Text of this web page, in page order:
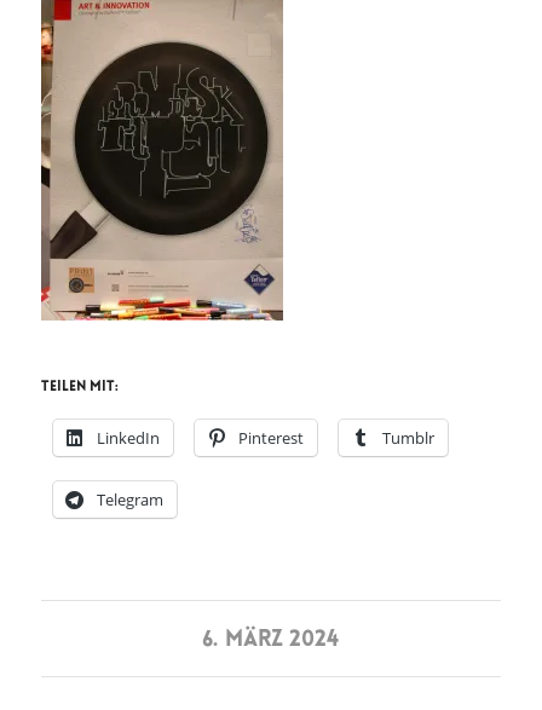
Teilen mit:
LinkedIn Pinterest Tumblr
Telegram
6. MÄRZ 2024